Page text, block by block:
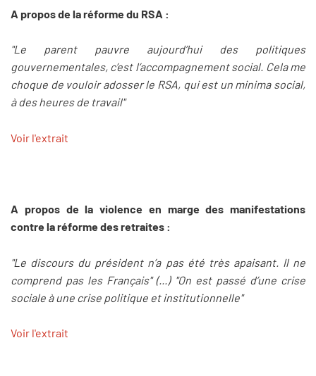
A propos de la réforme du RSA :
"Le parent pauvre aujourd’hui des politiques
gouvernementales, c’est l’accompagnement social. Cela me
choque de vouloir adosser le RSA, qui est un minima social,
à des heures de travail"
Voir l'extrait
A propos de la violence en marge des manifestations
contre la réforme des retraites :
"Le discours du président n’a pas été très apaisant. Il ne
comprend pas les Français" (...) "On est passé d’une crise
sociale à une crise politique et institutionnelle"
Voir l'extrait